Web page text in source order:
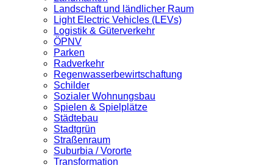
Landschaft und ländlicher Raum
Light Electric Vehicles (LEVs)
Logistik & Güterverkehr
ÖPNV
Parken
Radverkehr
Regenwasserbewirtschaftung
Schilder
Sozialer Wohnungsbau
Spielen & Spielplätze
Städtebau
Stadtgrün
Straßenraum
Suburbia / Vororte
Transformation